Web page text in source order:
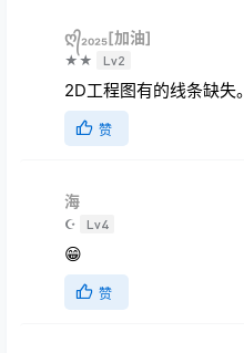
ღ᭄₂₀₂₅[加油]
★★ Lv2
2D工程图有的线条缺失。
赞
海
☪ Lv4
😁
赞